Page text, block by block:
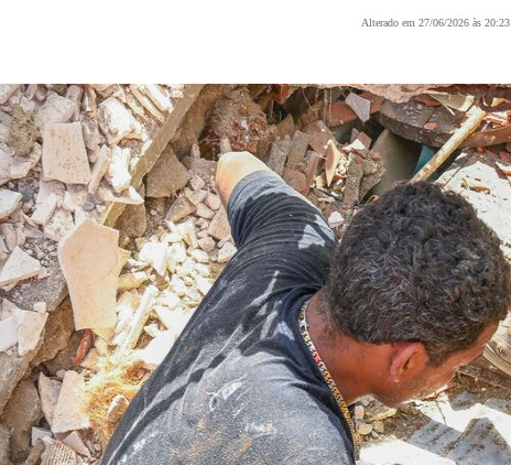
Alterado em 27/06/2026 às 20:23